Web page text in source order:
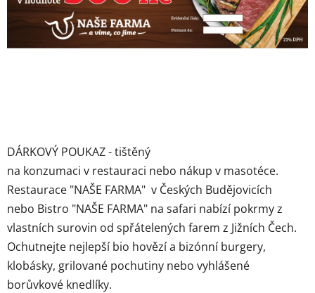
DÁRKOVÝ POUKAZ - tištěný
na konzumaci v restauraci nebo nákup v masotéce.
Restaurace "NAŠE FARMA" v Českých Budějovicích
nebo Bistro "NAŠE FARMA" na safari nabízí pokrmy z
vlastních surovin od spřátelených farem z Jižních Čech.
Ochutnejte nejlepší bio hovězí a bizónní burgery,
klobásky, grilované pochutiny nebo vyhlášené
borůvkové knedlíky.